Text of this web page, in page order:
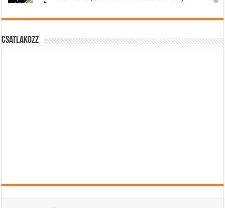
Csatlakozz